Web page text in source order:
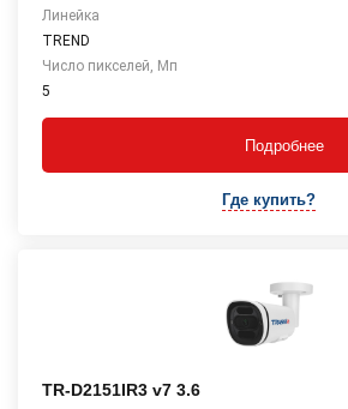
Линейка
TREND
Число пикселей, Мп
5
Подробнее
Где купить?
TR-D2151IR3 v7 3.6